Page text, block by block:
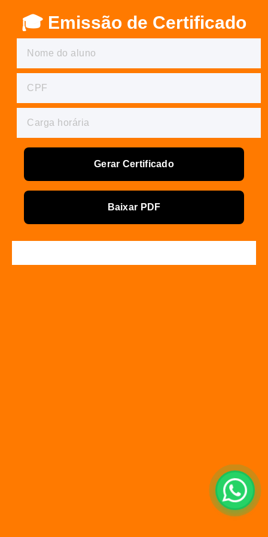
🎓 Emissão de Certificado
Gerar Certificado
Baixar PDF